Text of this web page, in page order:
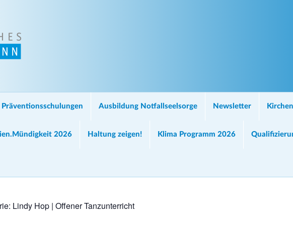
Präventionsschulungen Ausbildung Notfallseelsorge Newsletter
2026 Haltung zeigen! Klima Programm 2026
Lindy Hop | Offener Tanzunterricht